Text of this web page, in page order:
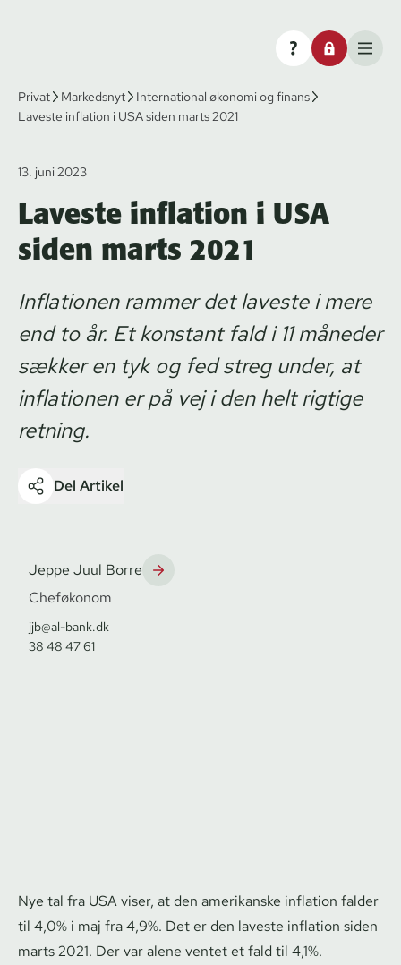
Privat Markedsnyt
International økonomi og finans
Laveste inflation i USA siden marts 2021
13. juni 2023
Laveste inflation i USA
siden marts 2021
Inflationen rammer det laveste i mere
end to år. Et konstant fald i 11 måneder
sækker en tyk og fed streg under, at
inflationen er på vej i den helt rigtige
retning.
Del Artikel
Jeppe Juul Borre
Cheføkonom
jjb@al-bank.dk
38 48 47 61
Nye tal fra USA viser, at den amerikanske inflation falder
til 4,0% i maj fra 4,9%. Det er den laveste inflation siden
marts 2021. Der var alene ventet et fald til 4,1%.